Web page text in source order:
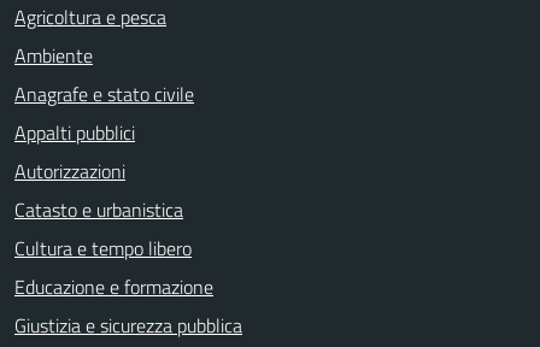
Agricoltura e pesca
Ambiente
Anagrafe e stato civile
Appalti pubblici
Autorizzazioni
Catasto e urbanistica
Cultura e tempo libero
Educazione e formazione
Giustizia e sicurezza pubblica